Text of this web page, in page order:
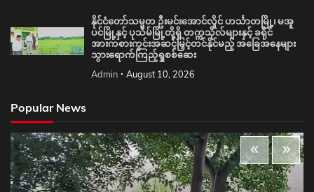
နိုင်ငံတော်သမ္မတ ဦးမင်းအောင်လှိုင် ဟင်္သာတမြို့၊ မအူ
ပင်မြို့နှင့် ပုသိမ်မြို့တို့ရှိ တက္ကသိုလ်များနှင့် ခရိုင်
အားကစားကွင်းအဆင့်မြှင့်တင်နိုင်မည့် အခြေအနေများ
သွားရောက်ကြည့်ရှုစစ်ဆေး
Admin August 10, 2026
Popular News